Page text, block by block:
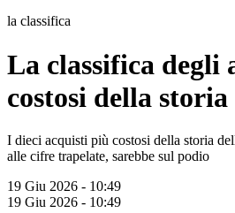
la classifica
La classifica degli
costosi della
I dieci acquisti più costosi della storia
alle cifre trapelate, sarebbe sul podio
19 Giu 2026 - 10:49
19 Giu 2026 - 10:49